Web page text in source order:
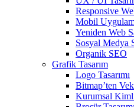
Responsive
Mobil
Yeniden Web
Sosyal Medya
Organik SEO
Grafik Tasarım
Logo Tasarımı
Bitmap’ten
Kurumsal